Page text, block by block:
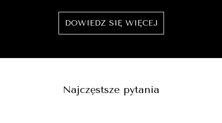
DOWIEDZ SIĘ WIĘCEJ
Najczęstsze pytania